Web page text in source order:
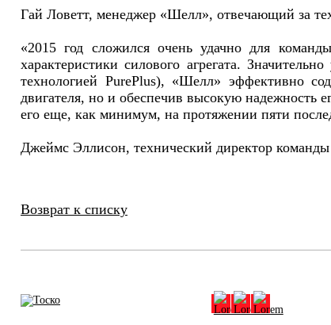
Гай Ловетт, менеджер «Шелл», отвечающий за
«2015 год сложился очень удачно для
характеристики силового агрегата.
технологией PurePlus), «Шелл» эффективно
двигателя, но и обеспечив высокую надежность
его еще, как минимум, на протяжении пяти
Джеймс Эллисон, технический директор
Возврат к списку